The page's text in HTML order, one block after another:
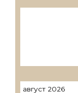
август 2026